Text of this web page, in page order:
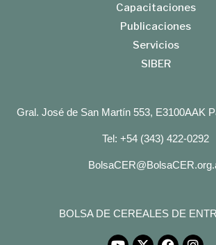
Capacitaciones
Publicaciones
Servicios
SIBER
Gral. José de San Martín 553, E3100AAK
Tel: +54 (343) 422-0292
BOLSA DE CEREALES DE